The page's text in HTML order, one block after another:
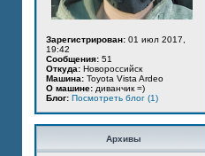
Зарегистрирован: 01 июл 2017,
19:42
Сообщения: 51
Откуда: Новороссийск
Машина: Toyota Vista Ardeo
О машине: диванчик =)
Блог: Посмотреть блог (1)
Архивы